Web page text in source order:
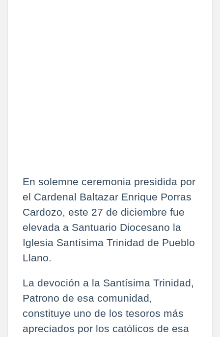
En solemne ceremonia presidida por
el Cardenal Baltazar Enrique Porras
Cardozo, este 27 de diciembre fue
elevada a Santuario Diocesano la
Iglesia Santísima Trinidad de Pueblo
Llano.
La devoción a la Santísima Trinidad,
Patrono de esa comunidad,
constituye uno de los tesoros más
apreciados por los católicos de esa